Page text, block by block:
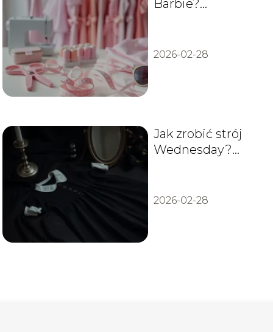
Barbie?
2026-02-28
Jak zrobić strój
Wednesday?
2026-02-28